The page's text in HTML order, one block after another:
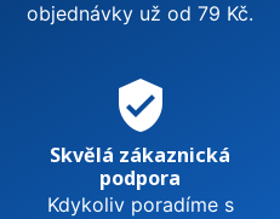
objednávky už od 79 Kč.
verified_user
Skvělá zákaznická
podpora
Kdykoliv poradíme s